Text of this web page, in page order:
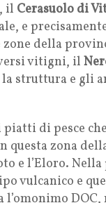
il Cerasuolo di
e
zone della
vitigni, il
struttura e gli
di pesce
zona
e l’Eloro.
vulcanico e